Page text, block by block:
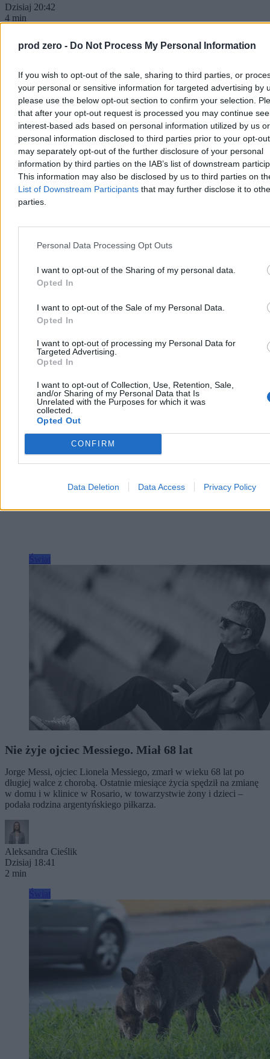
prod zero - Do Not Process My Personal Information
If you wish to opt-out of the sale, sharing to third parties, or
your personal or sensitive information for targeted advertising by
please use the below opt-out section to confirm your selection.
that after your opt-out request is processed you may continue
interest-based ads based on personal information utilized by us or
personal information disclosed to third parties prior to your opt-
may separately opt-out of the further disclosure of your personal
information by third parties on the IAB’s list of downstream
This information may also be disclosed by us to third parties on
List of Downstream Participants that may further disclose it to
parties.
Personal Data Processing Opt Outs
I want to opt-out of the Sharing of my personal data.
Opted In
I want to opt-out of the Sale of my Personal Data.
Opted In
I want to opt-out of processing my Personal Data for
Targeted Advertising.
Opted In
I want to opt-out of Collection, Use, Retention, Sale,
and/or Sharing of my Personal Data that Is
Unrelated with the Purposes for which it was
collected.
Opted Out
CONFIRM
Data Deletion Data Access Privacy Policy
Dzisiaj 20:42
4 min
Ranking europejskich wywiadów. Polska w
pierwszej dziesiątce
Wielka Brytania ma najlepszy wywiad w Europie, a Polska znalazła
się na dziewiątym miejscu – wynika z rankingu francuskiego
magazynu „L'Express”. Zestawienie powstało na podstawie ocen 60
Holandia i Ukraina.
Aleksandra Cieślik
Dzisiaj 20:34
Reklama
Reklama
Nie żyje ojciec Messiego. Miał 68 lat
Jorge Messi, ojciec Lionela Messiego, zmarł w wieku 68 lat po
długiej walce z chorobą. Ostatnie miesiące życia spędził na zmianę
w domu i w klinice w Rosario, w towarzystwie żony i dzieci –
podała rodzina argentyńskiego piłkarza.
Aleksandra Cieślik
Dzisiaj 18:41
2 min